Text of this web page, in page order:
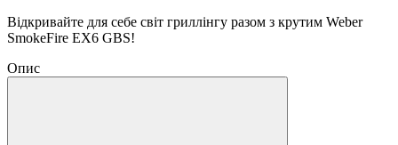
Відкривайте для себе світ гриллінгу разом з крутим Weber
SmokeFire EX6 GBS!
Опис